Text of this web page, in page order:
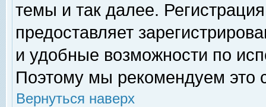
темы и так далее.
предоставляет
и удобные возможности по
Поэтому мы рекомендуем это
Вернуться наверх